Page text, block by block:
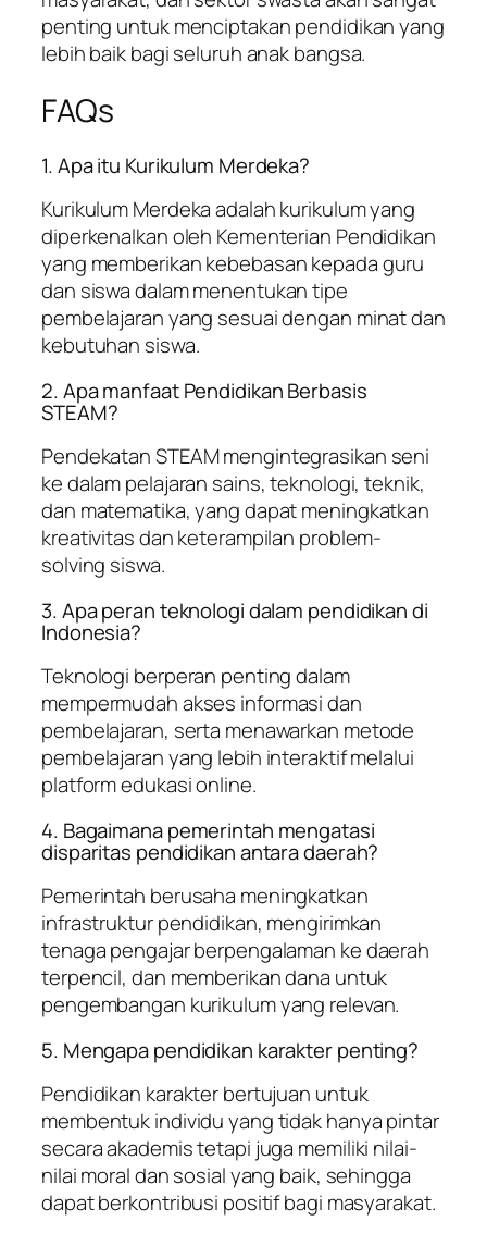
penting untuk menciptakan pendidikan yang
lebih baik bagi seluruh anak bangsa.
FAQs
1. Apa itu Kurikulum Merdeka?
Kurikulum Merdeka adalah kurikulum yang
diperkenalkan oleh Kementerian Pendidikan
yang memberikan kebebasan kepada guru
dan siswa dalam menentukan tipe
pembelajaran yang sesuai dengan minat dan
kebutuhan siswa.
2. Apa manfaat Pendidikan Berbasis
STEAM?
Pendekatan STEAM mengintegrasikan seni
ke dalam pelajaran sains, teknologi, teknik,
dan matematika, yang dapat meningkatkan
kreativitas dan keterampilan problem-
solving siswa.
3. Apa peran teknologi dalam pendidikan di
Indonesia?
Teknologi berperan penting dalam
mempermudah akses informasi dan
pembelajaran, serta menawarkan metode
pembelajaran yang lebih interaktif melalui
platform edukasi online.
4. Bagaimana pemerintah mengatasi
disparitas pendidikan antara daerah?
Pemerintah berusaha meningkatkan
infrastruktur pendidikan, mengirimkan
tenaga pengajar berpengalaman ke daerah
terpencil, dan memberikan dana untuk
pengembangan kurikulum yang relevan.
5. Mengapa pendidikan karakter penting?
Pendidikan karakter bertujuan untuk
membentuk individu yang tidak hanya pintar
secara akademis tetapi juga memiliki nilai-
nilai moral dan sosial yang baik, sehingga
dapat berkontribusi positif bagi masyarakat.